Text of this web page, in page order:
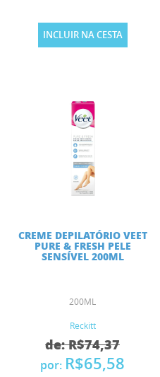
INCLUIR NA CESTA
CREME DEPILATÓRIO VEET
PURE & FRESH PELE
SENSÍVEL 200ML
200ML
Reckitt
de: R$74,37
por: R$65,58